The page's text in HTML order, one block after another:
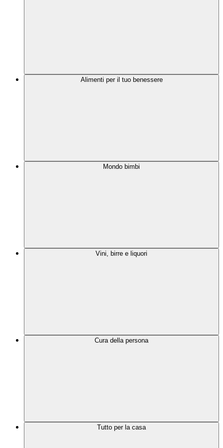
Alimenti per il tuo benessere
Mondo bimbi
Vini, birre e liquori
Cura della persona
Tutto per la casa